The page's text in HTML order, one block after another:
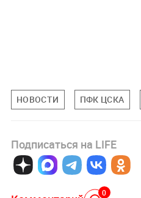
НОВОСТИ ПФК ЦСКА
Подписаться на LIFE
0